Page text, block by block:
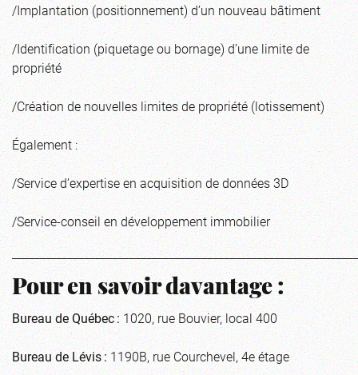
/Implantation (positionnement) d’un nouveau bâtiment
/Identification (piquetage ou bornage) d’une limite de
propriété
/Création de nouvelles limites de propriété (lotissement)
Également :
/Service d’expertise en acquisition de données 3D
/Service-conseil en développement immobilier
Pour en savoir davantage :
Bureau de Québec :1020, rue Bouvier, local 400
Bureau de Lévis :1190B, rue Courchevel, 4e étage